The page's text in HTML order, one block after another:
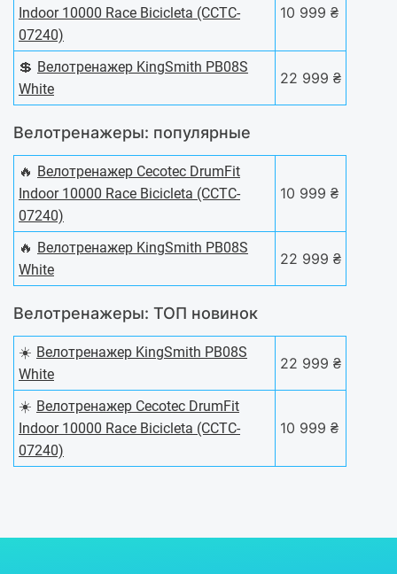
Indoor 10000 Race Bicicleta (CCTC-
07240)
10 999 ₴
💲 Велотренажер KingSmith PB08S
White
22 999 ₴
Велотренажеры: популярные
🔥 Велотренажер Cecotec DrumFit
Indoor 10000 Race Bicicleta (CCTC-
07240)
10 999 ₴
🔥 Велотренажер KingSmith PB08S
White
22 999 ₴
Велотренажеры: ТОП новинок
☀️ Велотренажер KingSmith PB08S
White
22 999 ₴
☀️ Велотренажер Cecotec DrumFit
Indoor 10000 Race Bicicleta (CCTC-
07240)
10 999 ₴